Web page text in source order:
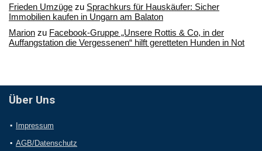
Frieden Umzüge zu Sprachkurs für Hauskäufer: Sicher
Immobilien kaufen in Ungarn am Balaton
Marion zu Facebook-Gruppe „Unsere Rottis & Co, in der
Auffangstation die Vergessenen“ hilft geretteten Hunden in Not
Über Uns
Impressum
AGB/Datenschutz